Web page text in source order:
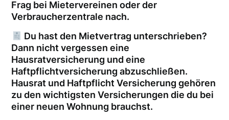
Frag bei Mietervereinen oder der
Verbraucherzentrale nach.
Du hast den Mietvertrag unterschrieben?
Dann nicht vergessen eine
Hausratversicherung und eine
Haftpflichtversicherung abzuschließen.
Hausrat und Haftpflicht Versicherung gehören
zu den wichtigsten Versicherungen die du bei
einer neuen Wohnung brauchst.